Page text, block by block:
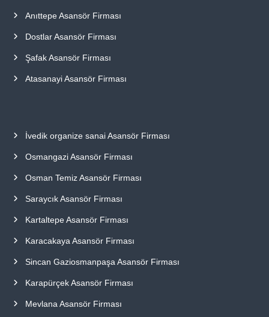
Anıttepe Asansör Firması
Dostlar Asansör Firması
Şafak Asansör Firması
Atasanayi Asansör Firması
İvedik organize sanai Asansör Firması
Osmangazi Asansör Firması
Osman Temiz Asansör Firması
Saraycık Asansör Firması
Kartaltepe Asansör Firması
Karacakaya Asansör Firması
Sincan Gaziosmanpaşa Asansör Firması
Karapürçek Asansör Firması
Mevlana Asansör Firması